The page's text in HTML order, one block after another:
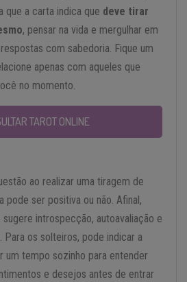
que a carta indica que deve tirar
, pensar na vida e mergulhar em
com sabedoria. Fique um
apenas com aqueles que
no momento.
TAROT ONLINE
ao realizar uma tiragem de
pode ser positiva ou não. Afinal,
introspecção, autoavaliação e
Para os solteiros, pode indicar a
um tempo sozinho para entender
e desejos antes de entrar